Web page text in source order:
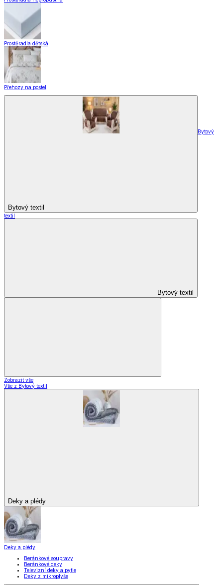
Prostěradla dětská
Přehozy na postel
Bytový textil
Bytový
textil
Bytový textil
Zobrazit vše
Vše z Bytový textil
Deky a plédy
Deky a plédy
Beránkové soupravy
Beránkové deky
Televizní deky a pytle
Deky z mikroplyše